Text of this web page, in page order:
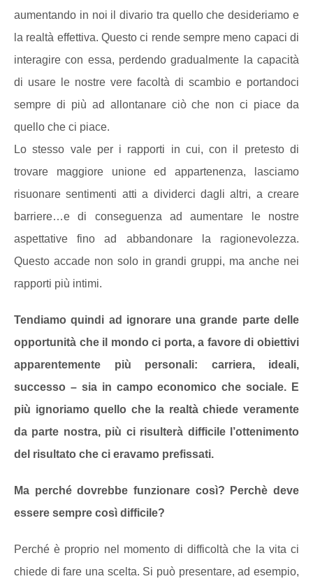
aumentando in noi il divario tra quello che desideriamo e
la realtà effettiva. Questo ci rende sempre meno capaci di
interagire con essa, perdendo gradualmente la capacità
di usare le nostre vere facoltà di scambio e portandoci
sempre di più ad allontanare ciò che non ci piace da
quello che ci piace.
Lo stesso vale per i rapporti in cui, con il pretesto di
trovare maggiore unione ed appartenenza, lasciamo
risuonare sentimenti atti a dividerci dagli altri, a creare
barriere…e di conseguenza ad aumentare le nostre
aspettative fino ad abbandonare la ragionevolezza.
Questo accade non solo in grandi gruppi, ma anche nei
rapporti più intimi.
Tendiamo quindi ad ignorare una grande parte delle
opportunità che il mondo ci porta, a favore di obiettivi
apparentemente più personali: carriera, ideali,
successo – sia in campo economico che sociale. E
più ignoriamo quello che la realtà chiede veramente
da parte nostra, più ci risulterà difficile l’ottenimento
del risultato che ci eravamo prefissati.
Ma perché dovrebbe funzionare così? Perchè deve
essere sempre così difficile?
Perché è proprio nel momento di difficoltà che la vita ci
chiede di fare una scelta. Si può presentare, ad esempio,